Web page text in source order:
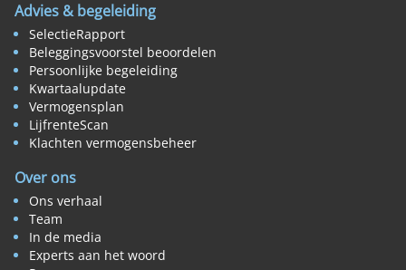
Advies & begeleiding
SelectieRapport
Beleggingsvoorstel beoordelen
Persoonlijke begeleiding
Kwartaalupdate
Vermogensplan
LijfrenteScan
Klachten vermogensbeheer
Over ons
Ons verhaal
Team
In de media
Experts aan het woord